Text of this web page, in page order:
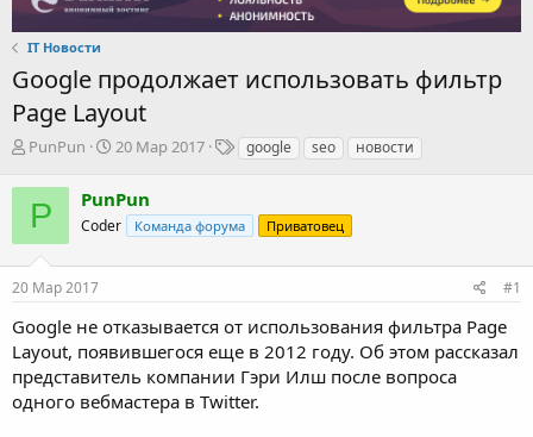
IT Новости
Google продолжает использовать фильтр
Page Layout
А
т
о
р
м
PunPun
Д
а
н
а
20 Мар 2017
Т
и
google seo новости
P PunPun
Coder Команда форума Приватовец
20 Мар 2017 #1
Google не отказывается от использования фильтра Page
Layout, появившегося еще в 2012 году. Об этом рассказал
представитель компании Гэри Илш после вопроса
одного вебмастера в Twitter.